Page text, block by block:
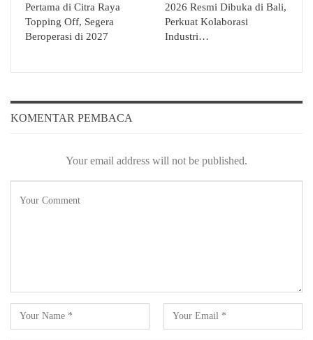
Pertama di Citra Raya
Topping Off, Segera
Beroperasi di 2027
2026 Resmi Dibuka di Bali,
Perkuat Kolaborasi
Industri…
KOMENTAR PEMBACA
Your email address will not be published.